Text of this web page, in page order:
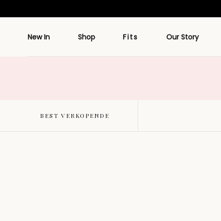
naar artikel
New In Shop Fits Our Story
BEST VERKOPENDE